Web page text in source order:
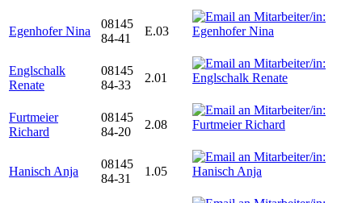
Egenhofer Nina
08145
84-41
E.03
Englschalk
Renate
08145
84-33
2.01
Furtmeier
Richard
08145
84-20
2.08
Hanisch Anja
08145
84-31
1.05